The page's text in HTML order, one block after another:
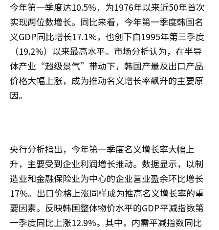
今年第一季度达10.5%，为1976年以来近50年首次
实现两位数增长。同比来看，今年第一季度韩国名
义GDP同比增长17.1%，也创下自1995年第三季度
（19.2%）以来最高水平。市场分析认为，在半导
体产业“超级景气”带动下，韩国产量及出口产品
价格大幅上涨，成为推动名义增长率飙升的主要原
因。
央行分析指出，今年第一季度名义增长率大幅上
升，主要受到企业利润增长推动。数据显示，以制
造业和金融保险业为中心的企业营业盈余环比增长
17%。出口价格上涨同样成为推高名义增长率的重
要因素。反映韩国整体物价水平的GDP平减指数第
一季度同比上涨12.9%。其中，内需平减指数同比